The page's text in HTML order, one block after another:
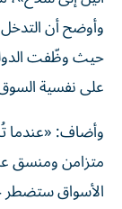
وأوضح أن التدخل
حيث وظّفت
على نفسية
وأضاف: «عندما
متزامن ومنسق
الأسواق ستضطر